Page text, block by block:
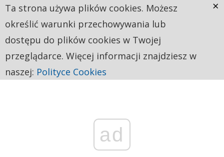
ad
Ta strona używa plików cookies. Możesz
określić warunki przechowywania lub
dostępu do plików cookies w Twojej
przeglądarce. Więcej informacji znajdziesz w
naszej: Polityce Cookies
×